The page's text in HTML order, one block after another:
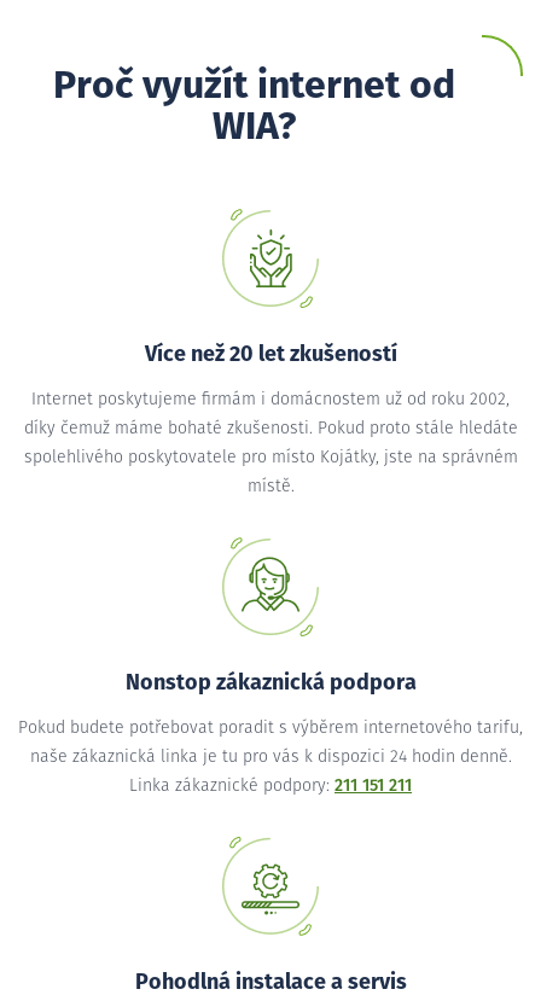
Proč využít internet od
WIA?
Více než 20 let zkušeností
Internet poskytujeme firmám i domácnostem už od roku 2002,
díky čemuž máme bohaté zkušenosti. Pokud proto stále hledáte
spolehlivého poskytovatele pro místo Kojátky, jste na správném
místě.
Nonstop zákaznická podpora
Pokud budete potřebovat poradit s výběrem internetového tarifu,
naše zákaznická linka je tu pro vás k dispozici 24 hodin denně.
Linka zákaznické podpory: 211 151 211
Pohodlná instalace a servis